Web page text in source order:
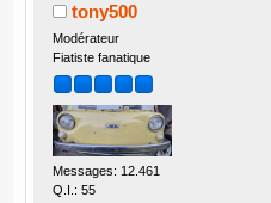
tony500
Modérateur
Fiatiste fanatique
Messages: 12.461
Q.I.: 55